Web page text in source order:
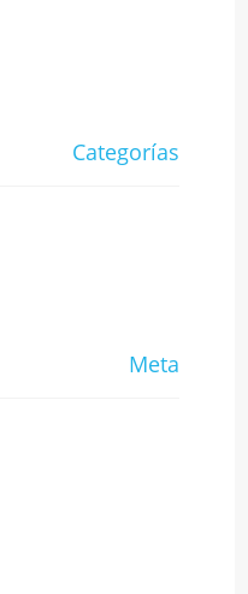
Categorías
Meta